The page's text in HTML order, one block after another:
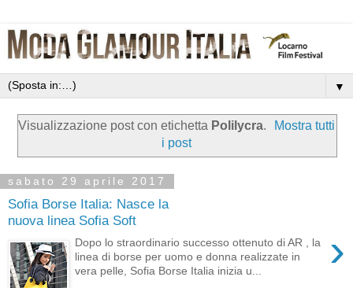
▼
Visualizzazione post con etichetta Polilycra.
Mostra tutti
i post
sabato 29 aprile 2017
Sofia Borse Italia: Nasce la
nuova linea Sofia Soft
›
Dopo lo straordinario successo ottenuto di AR , la
linea di borse per uomo e donna realizzate in
vera pelle, Sofia Borse Italia inizia u...